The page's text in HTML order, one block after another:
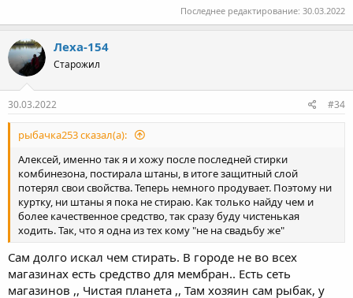
Последнее редактирование: 30.03.2022
Леха-154
Старожил
30.03.2022 #34
рыбачка253 сказал(а):
Алексей, именно так я и хожу после последней стирки
комбинезона, постирала штаны, в итоге защитный слой
потерял свои свойства. Теперь немного продувает. Поэтому ни
куртку, ни штаны я пока не стираю. Как только найду чем и
более качественное средство, так сразу буду чистенькая
ходить. Так, что я одна из тех кому "не на свадьбу же"
Сам долго искал чем стирать. В городе не во всех
магазинах есть средство для мембран.. Есть сеть
магазинов ,, Чистая планета ,, Там хозяин сам рыбак, у